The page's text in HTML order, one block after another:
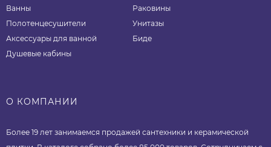
Ванны
Полотенцесушители
Аксессуары для ванной
Душевые кабины
Раковины
Унитазы
Биде
О КОМПАНИИ
Более 19 лет занимаемся продажей сантехники и керамической